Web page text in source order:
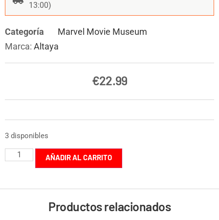
13:00)
Categoría
Marvel Movie Museum
Marca: Altaya
€22.99
3 disponibles
AÑADIR AL CARRITO
Productos relacionados